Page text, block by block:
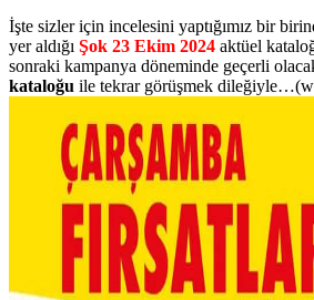
İşte sizler için incelesini yaptığımız bir
yer aldığı Şok 23 Ekim 2024 aktüel
sonraki kampanya döneminde geçerli
kataloğu ile tekrar görüşmek